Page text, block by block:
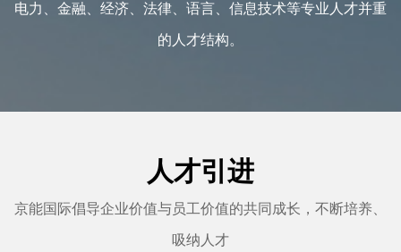
电力、金融、经济、法律、语言、信息技术等专业人才并重
的人才结构。
人才引进
京能国际倡导企业价值与员工价值的共同成长，不断培养、
吸纳人才